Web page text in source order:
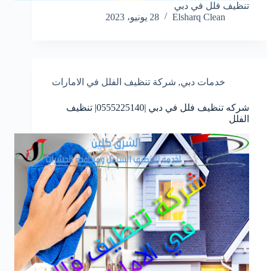
تنظيف فلل في دبي
Elsharq Clean
28 يونيو، 2023
خدمات دبي, شركة تنظيف الفلل في الامارات
شركه تنظيف فلل في دبي |0555225140| تنظيف
الفلل